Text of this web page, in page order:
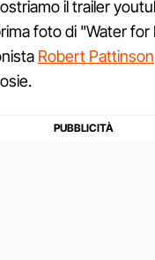
il trailer
foto di "Water
Robert Pattinson